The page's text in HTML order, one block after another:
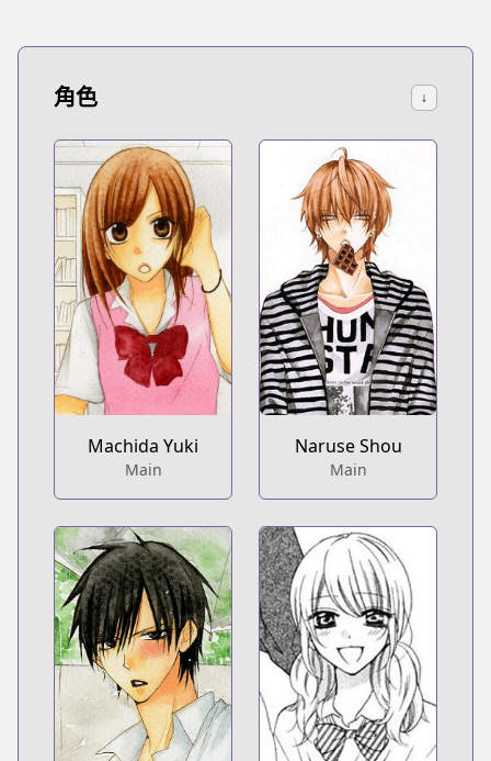
角色 ↓
Machida Yuki
Main
Naruse Shou
Main